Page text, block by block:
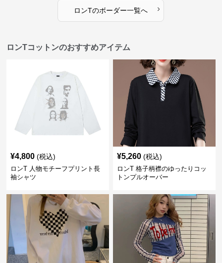
ロンTのボーダー一覧へ ›
ロンTコットンのおすすめアイテム
¥4,800 (税込)
ロンT 人物モチーフプリント長
袖シャツ
¥5,260 (税込)
ロンT 格子柄襟のゆったりコッ
トンプルオーバー